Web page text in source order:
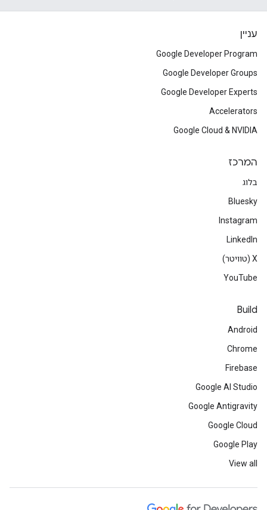
עניין
Google Developer Program
Google Developer Groups
Google Developer Experts
Accelerators
Google Cloud & NVIDIA
המרכז
בלוג
Bluesky
Instagram
LinkedIn
‫X (טוויטר)
YouTube
Build
Android
Chrome
Firebase
Google AI Studio
Google Antigravity
Google Cloud
Google Play
View all